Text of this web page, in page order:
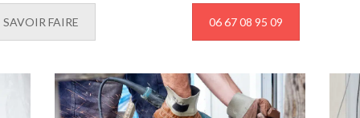
SAVOIR FAIRE 06 67 08 95 09